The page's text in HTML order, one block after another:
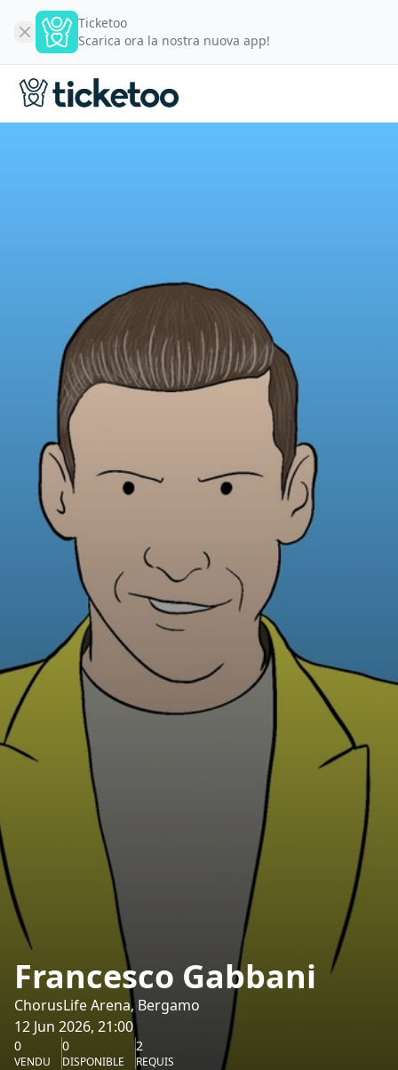
Ticketoo
Scarica ora la nostra nuova app!
Francesco Gabbani
ChorusLife Arena, Bergamo
12 Jun 2026, 21:00
0
VENDU
0
DISPONIBLE
2
REQUIS